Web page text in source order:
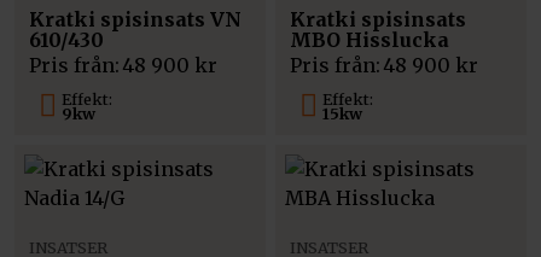
Effekt:
9kw
Kratki spisinsats VN
610/430
Pris från: 48 900 kr
Effekt:
15kw
Kratki spisinsats
MBO Hisslucka
Pris från: 48 900 kr
INSATSER INSATSER